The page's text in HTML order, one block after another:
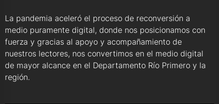
La pandemia aceleró el proceso de reconversión a
medio puramente digital, donde nos posicionamos con
fuerza y gracias al apoyo y acompañamiento de
nuestros lectores, nos convertimos en el medio digital
de mayor alcance en el Departamento Río Primero y la
región.